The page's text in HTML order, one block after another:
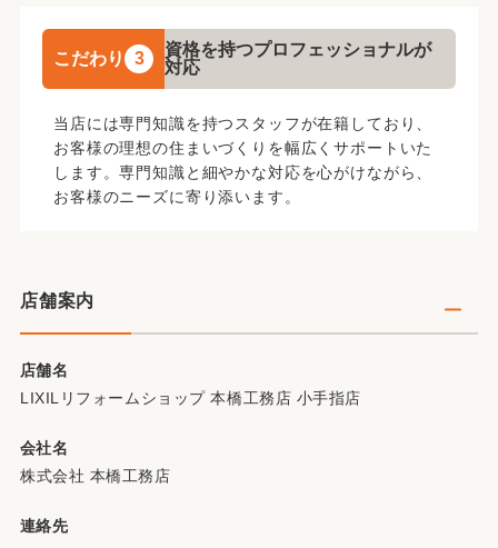
こだわり 3
資格を持つプロフェッショナルが
対応
当店には専門知識を持つスタッフが在籍しており、
お客様の理想の住まいづくりを幅広くサポートいた
します。専門知識と細やかな対応を心がけながら、
お客様のニーズに寄り添います。
店舗案内
店舗名
LIXILリフォームショップ 本橋工務店 小手指店
会社名
株式会社 本橋工務店
連絡先